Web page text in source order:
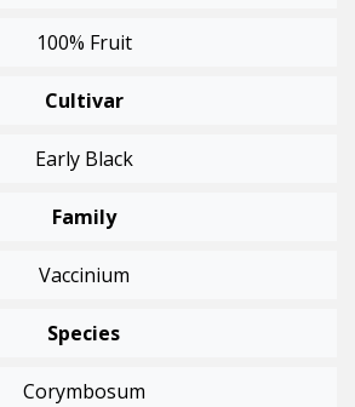
100% Fruit
Cultivar
Early Black
Family
Vaccinium
Species
Corymbosum